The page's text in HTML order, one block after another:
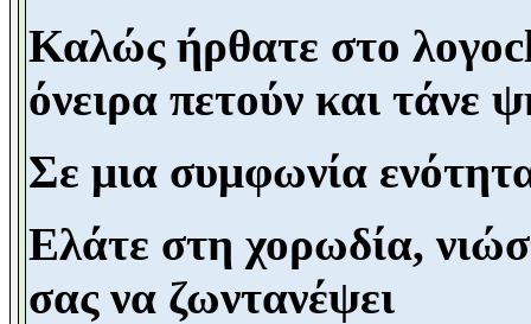
Καλώς ήρθατε στο
όνειρα πετούν και τάνε
Σε μια συμφωνία
Ελάτε στη χορωδία,
σας να ζωντανέψει